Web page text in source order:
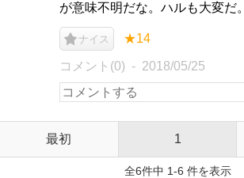
が意味不明だな。ハルも大変だ。
ナイス ★14
コメント(0) 2018/05/25
最初 1
全6件中 1-6 件を表示